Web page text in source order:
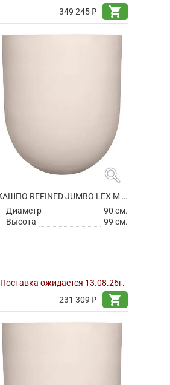
349 245 ₽
shopping_cart
search
КАШПО REFINED JUMBO LEX M NATURAL WHITE
Диаметр
90 см.
Высота
99 см.
Поставка ожидается 13.08.26г.
231 309 ₽
shopping_cart